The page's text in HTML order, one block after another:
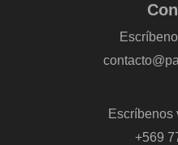
Escríbenos
+569